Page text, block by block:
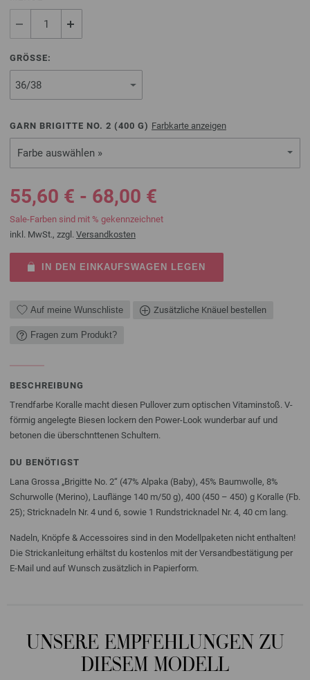
GRÖSSE:
GARN BRIGITTE NO. 2 (400 G) Farbkarte anzeigen
Farbe auswählen »
55,60 € - 68,00 €
Sale-Farben sind mit % gekennzeichnet
inkl. MwSt., zzgl. Versandkosten
IN DEN EINKAUFSWAGEN LEGEN
Auf meine Wunschliste Zusätzliche Knäuel bestellen
Fragen zum Produkt?
BESCHREIBUNG
Trendfarbe Koralle macht diesen Pullover zum optischen Vitaminstoß. V-
förmig angelegte Biesen lockern den Power-Look wunderbar auf und
betonen die überschnttenen Schultern.
DU BENÖTIGST
Lana Grossa „Brigitte No. 2“ (47% Alpaka (Baby), 45% Baumwolle, 8%
Schurwolle (Merino), Lauflänge 140 m/50 g), 400 (450 – 450) g Koralle (Fb.
25); Stricknadeln Nr. 4 und 6, sowie 1 Rundstricknadel Nr. 4, 40 cm lang.
Nadeln, Knöpfe & Accessoires sind in den Modellpaketen nicht enthalten!
Die Strickanleitung erhältst du kostenlos mit der Versandbestätigung per
E-Mail und auf Wunsch zusätzlich in Papierform.
UNSERE EMPFEHLUNGEN ZU
DIESEM MODELL